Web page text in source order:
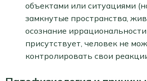
объектами или ситуациями
замкнутые пространства,
осознание
присутствует, человек не
контролировать свои